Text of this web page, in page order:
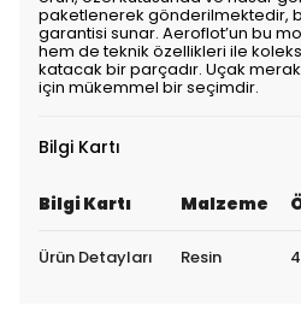
paketlenerek gönderilmektedir,
garantisi sunar. Aeroflot’un bu
hem de teknik özellikleri ile
katacak bir parçadır. Uçak
için mükemmel bir seçimdir.
Bilgi Kartı
Bilgi Kartı Malzeme
Ürün Detayları Resin